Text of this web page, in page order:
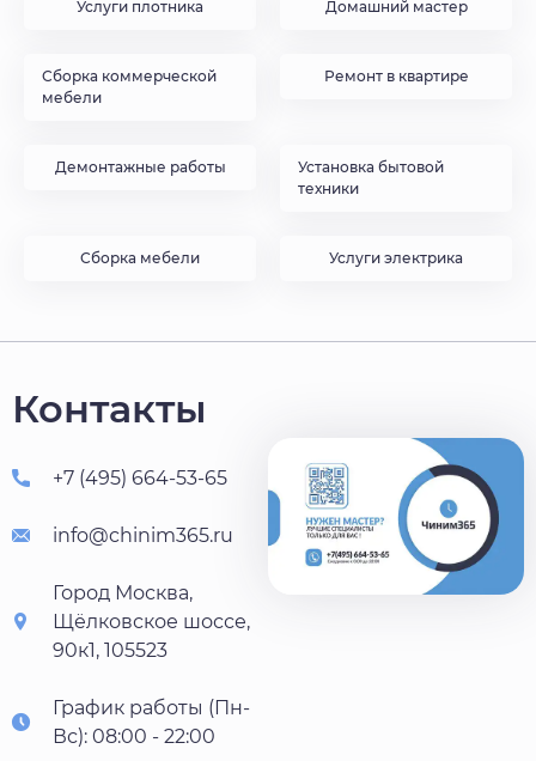
Услуги плотника Домашний мастер
Сборка коммерческой
мебели
Ремонт в квартире
Демонтажные работы
Установка бытовой
техники
Сборка мебели Услуги электрика
Контакты
+7 (495) 664-53-65
info@chinim365.ru
Город Москва,
Щёлковское шоссе,
90к1, 105523
График работы (Пн-
Вс): 08:00 - 22:00